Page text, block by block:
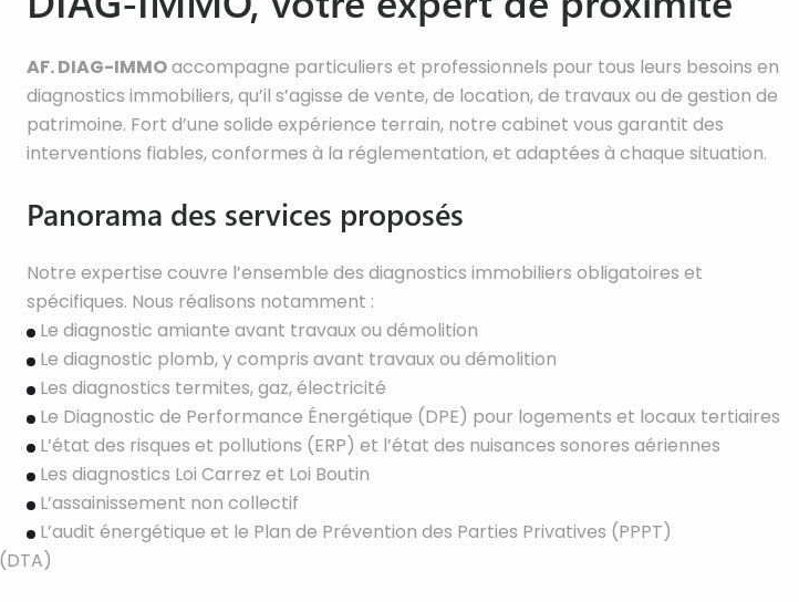
AF. DIAG-IMMOaccompagne particuliers et professionnels pour tous leurs besoins en
diagnostics immobiliers, qu’il s’agisse de vente, de location, de travaux ou de gestion de
patrimoine. Fort d’une solide expérience terrain, notre cabinet vous garantit des
interventions fiables, conformes à la réglementation, et adaptées à chaque situation.
Panorama des services proposés
Notre expertise couvre l’ensemble des diagnostics immobiliers obligatoires et
spécifiques. Nous réalisons notamment :
Le diagnostic amiante avant travaux ou démolition
Le diagnostic plomb, y compris avant travaux ou démolition
Les diagnostics termites, gaz, électricité
Le Diagnostic de Performance Énergétique (DPE) pour logements et locaux tertiaires
L’état des risques et pollutions (ERP) et l’état des nuisances sonores aériennes
Les diagnostics Loi Carrez et Loi Boutin
L’assainissement non collectif
L’audit énergétique et le Plan de Prévention des Parties Privatives (PPPT)